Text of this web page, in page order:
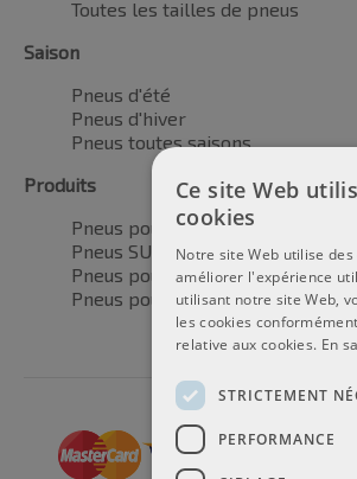
Toutes les tailles de pneus
Saison
Pneus d'été
Pneus d'hiver
Pneus toutes saisons
Produits
Pneus pour voitures
Pneus SUV / 4x4
Pneus pour camionnettes
Pneus pour motos
Ce site Web
cookies
Notre site Web utilise
améliorer l'expérience
utilisant notre site Web,
les cookies
relative aux cookies. En
STRICTEMENT
PERFORMANCE